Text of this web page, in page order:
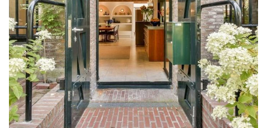
bevinden zich op loop- en fietsafstand. Ook het
winkelcentrum van IJburg en de wekelijkse markt zijn
eenvoudig bereikbaar.
De bereikbaarheid is uitstekend. Tram 26 bevindt zich op
korte afstand van de woning en brengt u in circa 15
minuten naar Amsterdam Centraal. Daarnaast zijn de Ring
A10 en uitvalswegen richting Schiphol, Utrecht en Almere
snel bereikbaar.